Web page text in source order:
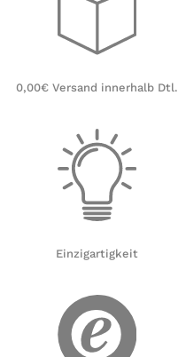
0,00€ Versand innerhalb Dtl.
Einzigartigkeit